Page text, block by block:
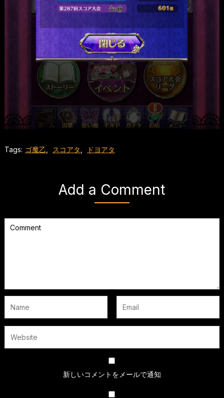
Tags: ゴ魔乙 スコアタ ドヨアタ
Add a Comment
新しいコメントをメールで通知